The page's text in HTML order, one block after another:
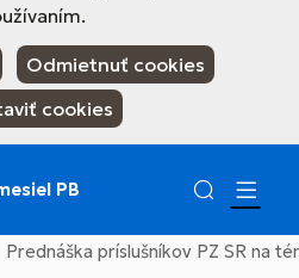
Odmietnuť cookies
cookies
PB
Prednáška príslušníkov PZ SR na